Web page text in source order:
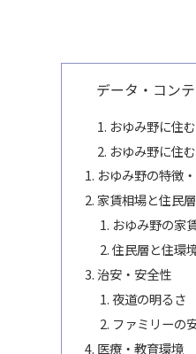
データ・コン
おゆみ野に住
おゆみ野に住
おゆみ野の特徴
家賃相場と住民層
おゆみ野の家
住民層と住環
治安・安全性
夜道の明るさ
ファミリーの
医療・教育環境